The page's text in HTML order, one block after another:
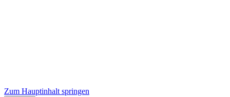
Zum Hauptinhalt springen